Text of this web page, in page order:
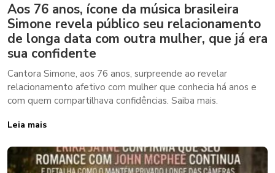
Aos 76 anos, ícone da música brasileira
Simone revela público seu relacionamento
de longa data com outra mulher, que já era
sua confidente
Cantora Simone, aos 76 anos, surpreende ao revelar
relacionamento afetivo com mulher que conhecia há anos e
com quem compartilhava confidências. Saiba mais.
Leia mais